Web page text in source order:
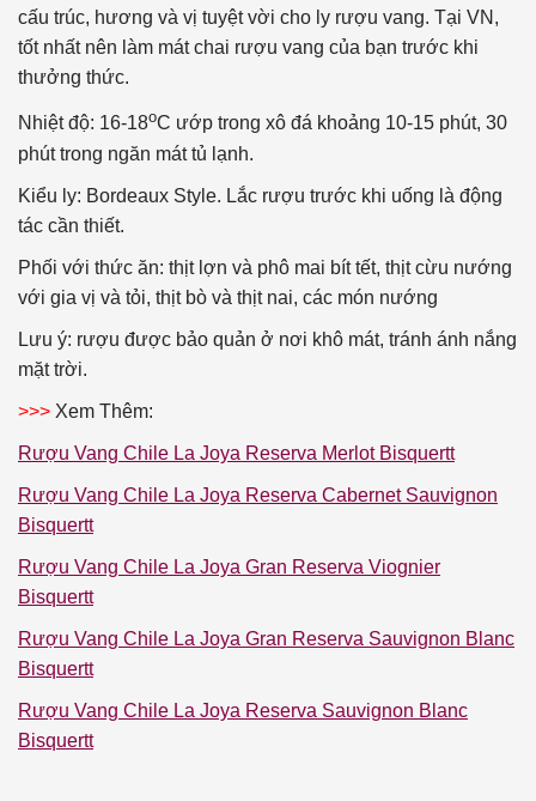
cấu trúc, hương và vị tuyệt vời cho ly rượu vang. Tại VN,
tốt nhất nên làm mát chai rượu vang của bạn trước khi
thưởng thức.
Nhiệt độ: 16-18oC ướp trong xô đá khoảng 10-15 phút, 30
phút trong ngăn mát tủ lạnh.
Kiểu ly: Bordeaux Style. Lắc rượu trước khi uống là động
tác cần thiết.
Phối với thức ăn: thịt lợn và phô mai bít tết, thịt cừu nướng
với gia vị và tỏi, thịt bò và thịt nai, các món nướng
Lưu ý: rượu được bảo quản ở nơi khô mát, tránh ánh nắng
mặt trời.
>>> Xem Thêm:
Rượu Vang Chile La Joya Reserva Merlot Bisquertt
Rượu Vang Chile La Joya Reserva Cabernet Sauvignon
Bisquertt
Rượu Vang Chile La Joya Gran Reserva Viognier
Bisquertt
Rượu Vang Chile La Joya Gran Reserva Sauvignon Blanc
Bisquertt
Rượu Vang Chile La Joya Reserva Sauvignon Blanc
Bisquertt